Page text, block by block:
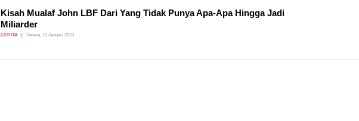
Kisah Mualaf John LBF Dari Yang Tidak Punya Apa-Apa Hingga Jadi
Miliarder
CERITA Selasa, 10 Januari 2023